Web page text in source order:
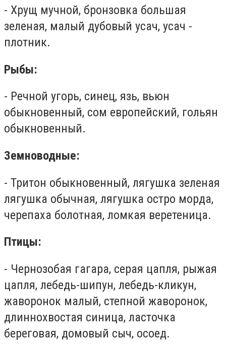
- Хрущ мучной, бронзовка большая
зеленая, малый дубовый усач, усач -
плотник.
Рыбы:
- Речной угорь, синец, язь, вьюн
обыкновенный, сом европейский, гольян
обыкновенный.
Земноводные:
- Тритон обыкновенный, лягушка зеленая
лягушка обычная, лягушка остро морда,
черепаха болотная, ломкая веретеница.
Птицы:
- Чернозобая гагара, серая цапля, рыжая
цапля, лебедь-шипун, лебедь-кликун,
жаворонок малый, степной жаворонок,
длиннохвостая синица, ласточка
береговая, домовый сыч, осоед.